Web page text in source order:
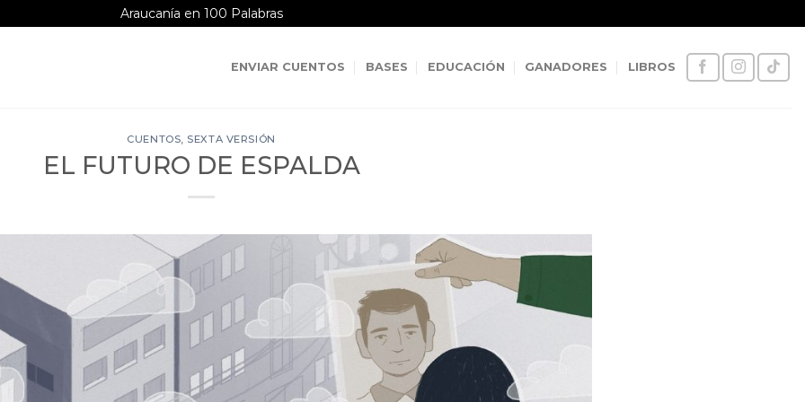
Araucanía en 100 Palabras
ENVIAR CUENTOS BASES EDUCACIÓN GANADORES LIBROS
CUENTOS, SEXTA VERSIÓN
EL FUTURO DE ESPALDA